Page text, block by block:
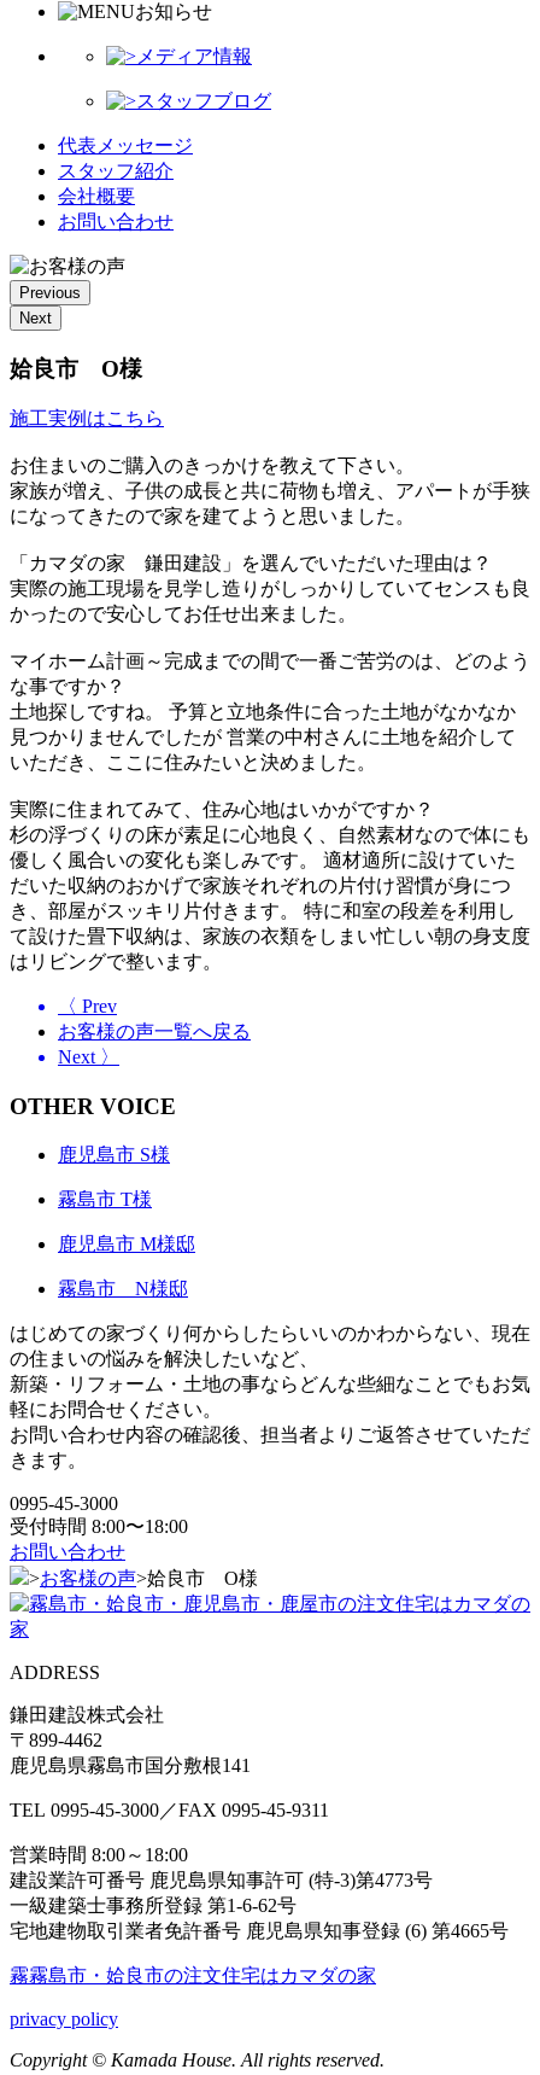
お知らせ
メディア情報
スタッフブログ
代表メッセージ
スタッフ紹介
会社概要
お問い合わせ
Previous
Next
姶良市 O様
施工実例はこちら
お住まいのご購入のきっかけを教えて下さい。
家族が増え、子供の成長と共に荷物も増え、アパートが手狭
になってきたので家を建てようと思いました。
「カマダの家 鎌田建設」を選んでいただいた理由は？
実際の施工現場を見学し造りがしっかりしていてセンスも良
かったので安心してお任せ出来ました。
マイホーム計画～完成までの間で一番ご苦労のは、どのよう
な事ですか？
土地探しですね。 予算と立地条件に合った土地がなかなか
見つかりませんでしたが 営業の中村さんに土地を紹介して
いただき、ここに住みたいと決めました。
実際に住まれてみて、住み心地はいかがですか？
杉の浮づくりの床が素足に心地良く、自然素材なので体にも
優しく風合いの変化も楽しみです。 適材適所に設けていた
だいた収納のおかげで家族それぞれの片付け習慣が身につ
き、部屋がスッキリ片付きます。 特に和室の段差を利用し
て設けた畳下収納は、家族の衣類をしまい忙しい朝の身支度
はリビングで整います。
〈 Prev
お客様の声一覧へ戻る
Next 〉
OTHER VOICE
鹿児島市 S様
霧島市 T様
鹿児島市 M様邸
霧島市 N様邸
はじめての家づくり何からしたらいいのかわからない、現在
の住まいの悩みを解決したいなど、
新築・リフォーム・土地の事ならどんな些細なことでもお気
軽にお問合せください。
お問い合わせ内容の確認後、担当者よりご返答させていただ
きます。
0995-45-3000
受付時間 8:00〜18:00
お問い合わせ
>お客様の声>姶良市 O様
ADDRESS
鎌田建設株式会社
〒899-4462
鹿児島県霧島市国分敷根141
TEL 0995-45-3000／FAX 0995-45-9311
営業時間 8:00～18:00
建設業許可番号 鹿児島県知事許可 (特-3)第4773号
一級建築士事務所登録 第1-6-62号
宅地建物取引業者免許番号 鹿児島県知事登録 (6) 第4665号
霧霧島市・姶良市の注⽂住宅はカマダの家
privacy policy
Copyright © Kamada House. All rights reserved.